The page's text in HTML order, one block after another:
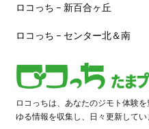
ロコっち – 新百合ヶ丘
ロコっち – センター北＆南
ロコっちは、あなたのジモト体験
ゆる情報を収集し、日々更新して